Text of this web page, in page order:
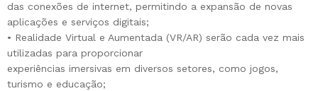
das conexões de internet, permitindo a expansão de novas
aplicações e serviços digitais;
• Realidade Virtual e Aumentada (VR/AR) serão cada vez mais
utilizadas para proporcionar
experiências imersivas em diversos setores, como jogos,
turismo e educação;